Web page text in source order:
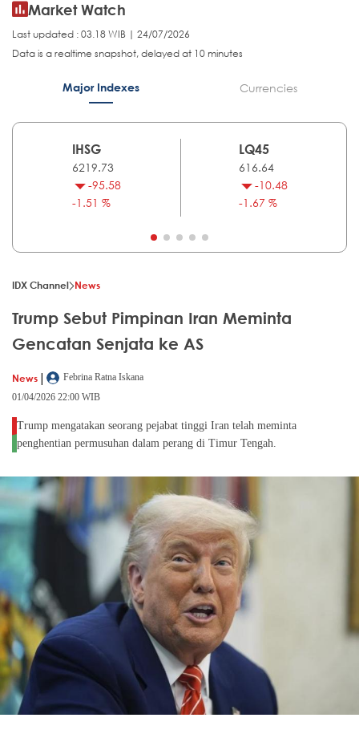
Market Watch
Last updated : 03.18 WIB | 24/07/2026
Data is a realtime snapshot, delayed at 10 minutes
Major Indexes Currencies
IHSG
6219.73
-95.58
-1.51 %
LQ45
616.64
-10.48
-1.67 %
IDX Channel News
Trump Sebut Pimpinan Iran Meminta
Gencatan Senjata ke AS
News |
Febrina Ratna Iskana
01/04/2026 22:00 WIB
Trump mengatakan seorang pejabat tinggi Iran telah meminta
penghentian permusuhan dalam perang di Timur Tengah.